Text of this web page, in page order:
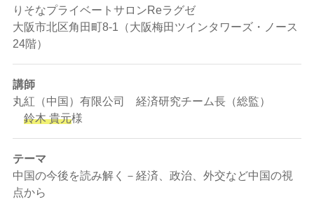
りそなプライベートサロンReラグゼ
大阪市北区角田町8-1（大阪梅田ツインタワーズ・ノース
24階）
講師
丸紅（中国）有限公司 経済研究チーム長（総監）
鈴木 貴元様
テーマ
中国の今後を読み解く－経済、政治、外交など中国の視
点から